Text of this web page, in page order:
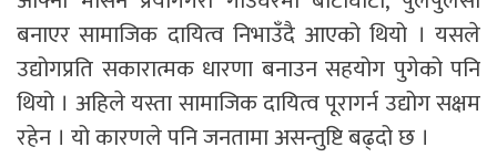
बनाएर सामाजिक दायित्व निभाउँदै आएको थियो । यसले
उद्योगप्रति सकारात्मक धारणा बनाउन सहयोग पुगेको पनि
थियो । अहिले यस्ता सामाजिक दायित्व पूरागर्न उद्योग सक्षम
रहेन । यो कारणले पनि जनतामा असन्तुष्टि बढ्दो छ ।